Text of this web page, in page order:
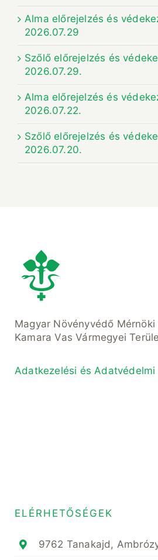
Alma előrejelzés és
2026.07.29
Szőlő előrejelzés és
2026.07.29.
Alma előrejelzés és
2026.07.22.
Szőlő előrejelzés és
2026.07.20.
Magyar Növényvédő
Kamara Vas Vármegyei
Adatkezelési és
ELÉRHETŐSÉGEK
9762 Tanakajd,